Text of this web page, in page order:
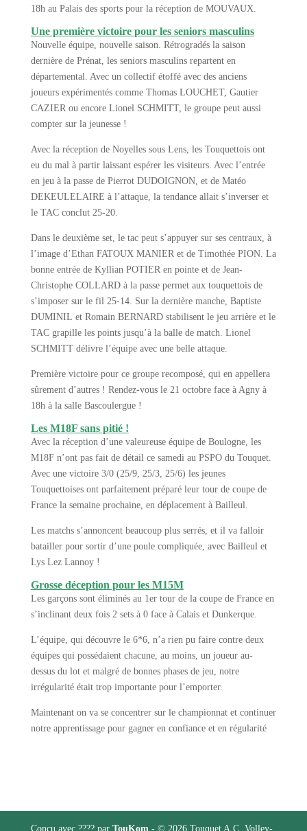
18h au Palais des sports pour la réception de MOUVAUX.
Une première victoire pour les seniors masculins
Nouvelle équipe, nouvelle saison. Rétrogradés la saison
dernière de Prénat, les seniors masculins repartent en
départemental. Avec un collectif étoffé avec des anciens
joueurs expérimentés comme Thomas LOUCHET, Gautier
CAZIER ou encore Lionel SCHMITT, le groupe peut aussi
compter sur la jeunesse !
Avec la réception de Noyelles sous Lens, les Touquettois ont
eu du mal à partir laissant espérer les visiteurs. Avec l’entrée
en jeu à la passe de Pierrot DUDOIGNON, et de Matéo
DEKEULELAIRE à l’attaque, la tendance allait s’inverser et
le TAC conclut 25-20.
Dans le deuxième set, le tac peut s’appuyer sur ses centraux, à
l’image d’Ethan FATOUX MANIER et de Timothée PION. La
bonne entrée de Kyllian POTIER en pointe et de Jean-
Christophe COLLARD à la passe permet aux touquettois de
s’imposer sur le fil 25-14. Sur la dernière manche, Baptiste
DUMINIL et Romain BERNARD stabilisent le jeu arrière et le
TAC grapille les points jusqu’à la balle de match. Lionel
SCHMITT délivre l’équipe avec une belle attaque.
Première victoire pour ce groupe recomposé, qui en appellera
sûrement d’autres ! Rendez-vous le 21 octobre face à Agny à
18h à la salle Bascoulergue !
Les M18F sans pitié !
Avec la réception d’une valeureuse équipe de Boulogne, les
M18F n’ont pas fait de détail ce samedi au PSPO du Touquet.
Avec une victoire 3/0 (25/9, 25/3, 25/6) les jeunes
Touquettoises ont parfaitement préparé leur tour de coupe de
France la semaine prochaine, en déplacement à Bailleul.
Les matchs s’annoncent beaucoup plus serrés, et il va falloir
batailler pour sortir d’une poule compliquée, avec Bailleul et
Lys Lez Lannoy !
Grosse déception pour les M15M
Les garçons sont éliminés au 1er tour de la coupe de France en
s’inclinant deux fois 2 sets à 0 face à Calais et Dunkerque.
L’équipe, qui découvre le 6*6, n’a rien pu faire contre deux
équipes qui possédaient chacune, au moins, un joueur au-
dessus du lot et malgré de bonnes phases de jeu, notre
irrégularité était trop importante pour l’emporter.
Maintenant on va se concentrer sur le championnat et continuer
notre apprentissage pour gagner en confiance et en régularité
Conçu avec ???? par TouKom - © 2026 Touquet A.C. Volley-